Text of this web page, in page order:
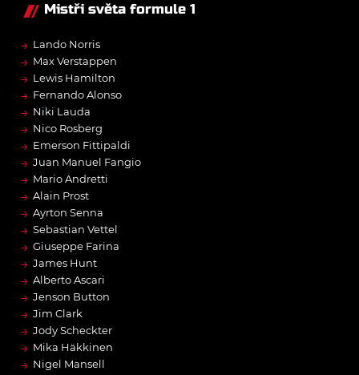
Mistři světa formule 1
→ Lando Norris
→ Max Verstappen
→ Lewis Hamilton
→ Fernando Alonso
→ Niki Lauda
→ Nico Rosberg
→ Emerson Fittipaldi
→ Juan Manuel Fangio
→ Mario Andretti
→ Alain Prost
→ Ayrton Senna
→ Sebastian Vettel
→ Giuseppe Farina
→ James Hunt
→ Alberto Ascari
→ Jenson Button
→ Jim Clark
→ Jody Scheckter
→ Mika Häkkinen
→ Nigel Mansell